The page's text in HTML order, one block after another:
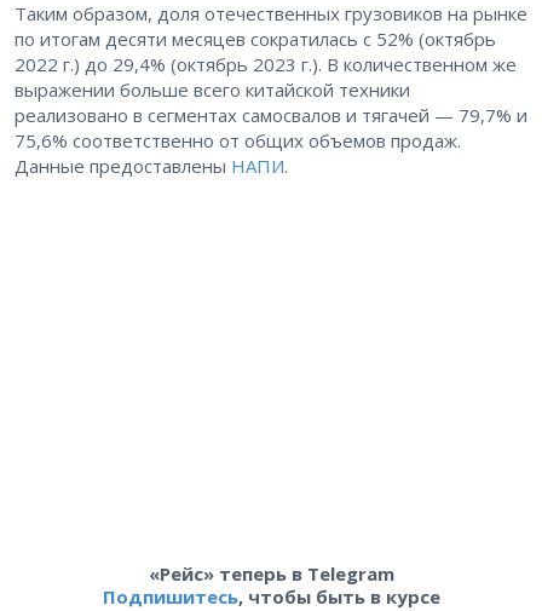
Таким образом, доля отечественных грузовиков на рынке
по итогам десяти месяцев сократилась с 52% (октябрь
2022 г.) до 29,4% (октябрь 2023 г.). В количественном же
выражении больше всего китайской техники
реализовано в сегментах самосвалов и тягачей — 79,7% и
75,6% соответственно от общих объемов продаж.
Данные предоставлены НАПИ.
«Рейс» теперь в Telegram
Подпишитесь, чтобы быть в курсе